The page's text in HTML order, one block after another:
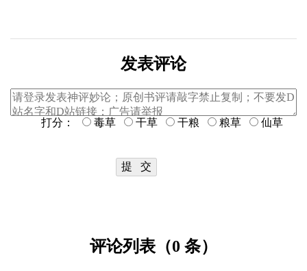
发表评论
打分： 毒草 干草 干粮 粮草 仙草
评论列表（0 条）